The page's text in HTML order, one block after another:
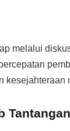
melalui
kesejahteraan